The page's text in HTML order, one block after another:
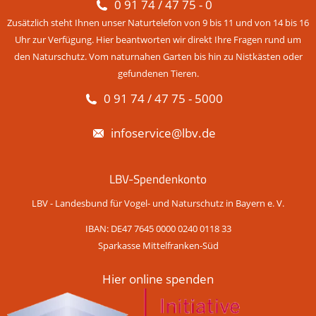
0 91 74 / 47 75 - 0
Zusätzlich steht Ihnen unser Naturtelefon von 9 bis 11 und von 14 bis 16
Uhr zur Verfügung. Hier beantworten wir direkt Ihre Fragen rund um
den Naturschutz. Vom naturnahen Garten bis hin zu Nistkästen oder
gefundenen Tieren.
0 91 74 / 47 75 - 5000
infoservice@lbv.de
LBV-Spendenkonto
LBV - Landesbund für Vogel- und Naturschutz in Bayern e. V.
IBAN: DE47 7645 0000 0240 0118 33
Sparkasse Mittelfranken-Süd
Hier online spenden